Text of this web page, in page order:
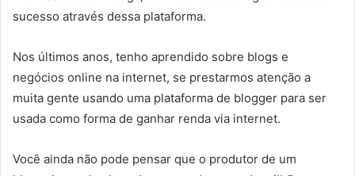
sucesso através dessa plataforma.
Nos últimos anos, tenho aprendido sobre blogs e
negócios online na internet, se prestarmos atenção a
muita gente usando uma plataforma de blogger para ser
usada como forma de ganhar renda via internet.
Você ainda não pode pensar que o produtor de um